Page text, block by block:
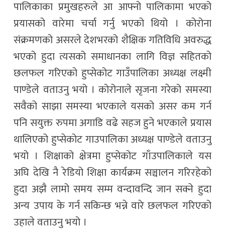
पालिकाका प्रमुखहरुले आ आफ्नो पालिकामा भएको
प्रयासको वारेमा चर्चा गर्नु भएको थियो । कोरोना
संक्रमणको असरले देशभरको शैक्षिक गतिविधि अवरुद्ध
भएको हुदा त्यसको समाधानका लागि विज्ञ सहितको
छलफल गरिएको हुप्सेकोट गाउँपालिका अध्यक्ष लक्ष्मी
पाण्डेले वताउनु भयो । कोरोनाले सृजना गरेको समस्या
सवैको साझा समस्या भएकाले यसको असर कम गर्न
पनि सयुक्त रुपमा अगाडि वढे सहज हुने भएकाले प्रयास
थालिएको हुप्सेकोट गाउपालिका अध्यक्ष पाण्डेले वताउनु
भयो । शिक्षाको क्षेत्रमा हुप्सेकोट गाँउपालिकाले यस
अघि देखि नै रेडियो शिक्षा कार्यक्रम सञ्चालन गरिरहेको
हुदा अझै लामो समय सम्म वन्दावन्दि जान सक्ने हुदा
अन्य उपाय के गर्न सकिन्छ भन्ने वारे छलफल गरिएको
उहाले वताउनु भयो ।